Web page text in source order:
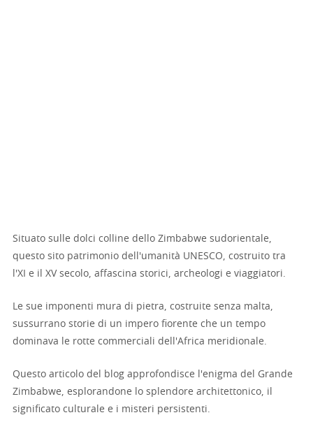
Situato sulle dolci colline dello Zimbabwe sudorientale,
questo sito patrimonio dell'umanità UNESCO, costruito tra
l'XI e il XV secolo, affascina storici, archeologi e viaggiatori.
Le sue imponenti mura di pietra, costruite senza malta,
sussurrano storie di un impero fiorente che un tempo
dominava le rotte commerciali dell'Africa meridionale.
Questo articolo del blog approfondisce l'enigma del Grande
Zimbabwe, esplorandone lo splendore architettonico, il
significato culturale e i misteri persistenti.